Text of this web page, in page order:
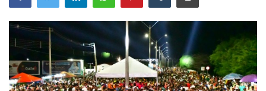
Mural de Licitações
Notícias
Vídeos